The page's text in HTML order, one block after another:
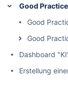
Good
Good
Good
Dashboard
Erstellung